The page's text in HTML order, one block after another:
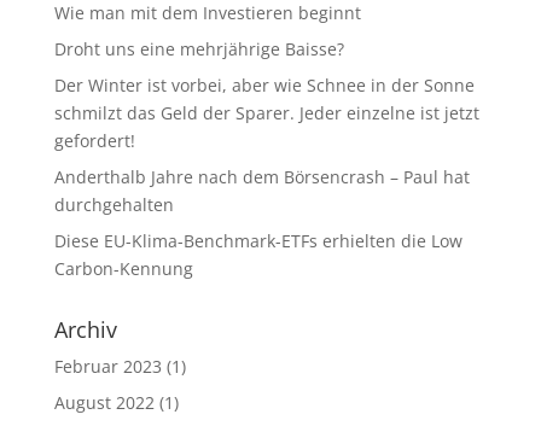
Wie man mit dem Investieren beginnt
Droht uns eine mehrjährige Baisse?
Der Winter ist vorbei, aber wie Schnee in der Sonne
schmilzt das Geld der Sparer. Jeder einzelne ist jetzt
gefordert!
Anderthalb Jahre nach dem Börsencrash – Paul hat
durchgehalten
Diese EU-Klima-Benchmark-ETFs erhielten die Low
Carbon-Kennung
Archiv
Februar 2023 (1)
August 2022(1)